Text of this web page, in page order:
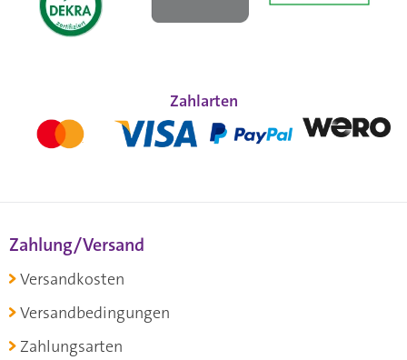
Zahlarten
Zahlung/Versand
Versandkosten
Versandbedingungen
Zahlungsarten